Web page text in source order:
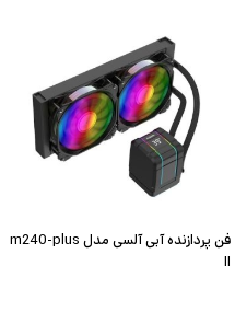
فن پردازنده آبی آلسی مدل m240-plus
II